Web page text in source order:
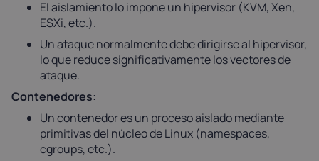
El aislamiento lo impone un hipervisor (KVM, Xen,
ESXi, etc.).
Un ataque normalmente debe dirigirse al hipervisor,
lo que reduce significativamente los vectores de
ataque.
Contenedores:
Un contenedor es un proceso aislado mediante
primitivas del núcleo de Linux (namespaces,
cgroups, etc.).